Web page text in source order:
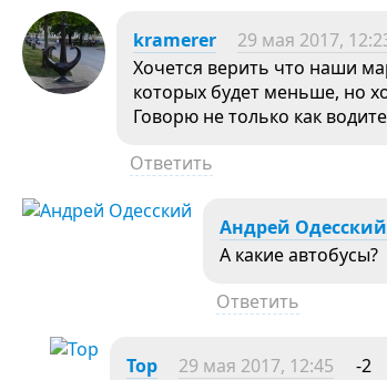
kramerer 29 мая 2017,
Хочется верить что наши
которых будет меньше, но
Говорю не только как
Ответить
Андрей Одесский
А какие автобусы?
Ответить
Тор 29 мая 2017, 12:45
-2